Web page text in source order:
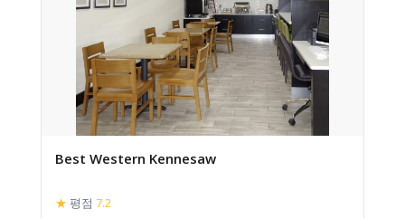
Best Western Kennesaw
★ 평점 7.2